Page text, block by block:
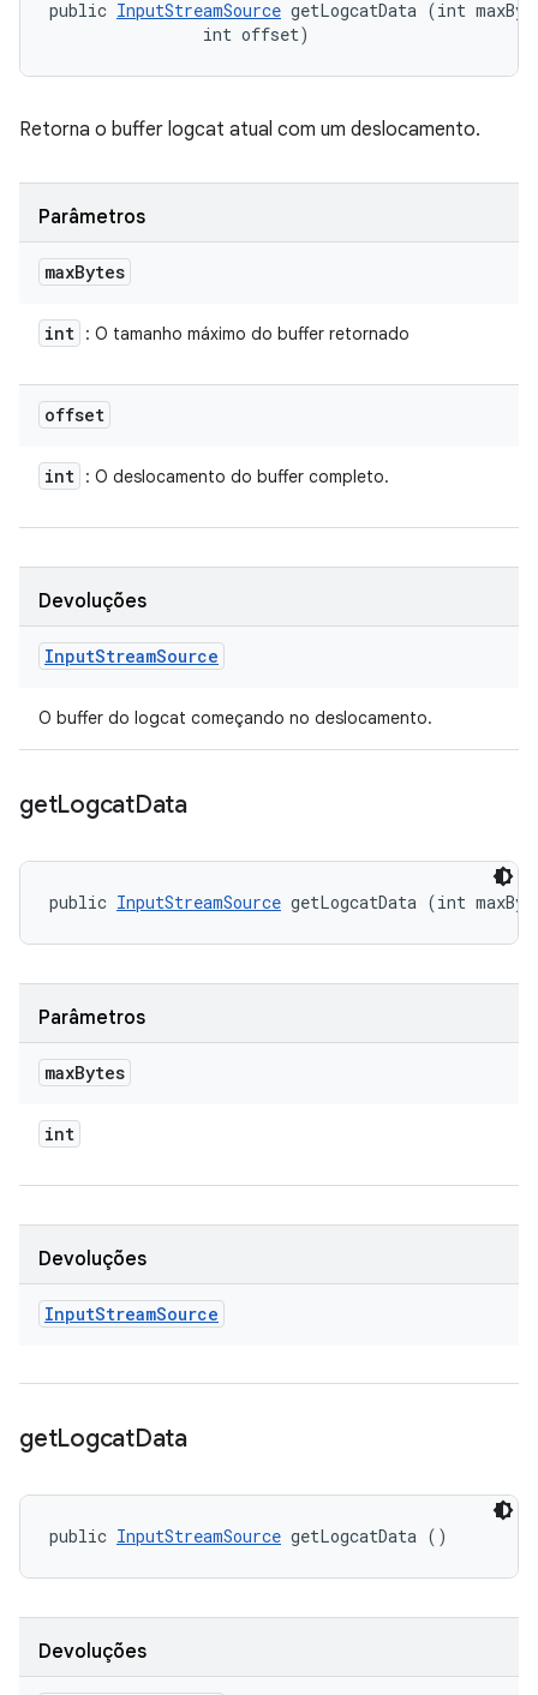
public InputStreamSource getLogcatData (int
                int offset)
Retorna o buffer logcat atual com um deslocamento.
Parâmetros
maxBytes
int : O tamanho máximo do buffer retornado
offset
int : O deslocamento do buffer completo.
Devoluções
InputStreamSource
O buffer do logcat começando no deslocamento.
getLogcatData
public InputStreamSource getLogcatData (int
Parâmetros
maxBytes
int
Devoluções
InputStreamSource
getLogcatData
public InputStreamSource getLogcatData ()
Devoluções